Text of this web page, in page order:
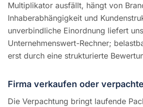
Multiplikator ausfällt, hängt von
Inhaberabhängigkeit und
unverbindliche Einordnung liefert
Unternehmenswert-Rechner;
erst durch eine strukturierte
Firma verkaufen oder
Die Verpachtung bringt laufende